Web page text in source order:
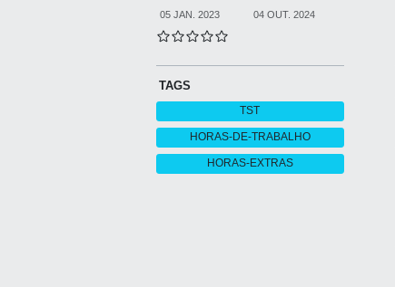
05 JAN. 2023
04 OUT. 2024
TAGS
TST
HORAS-DE-TRABALHO
HORAS-EXTRAS